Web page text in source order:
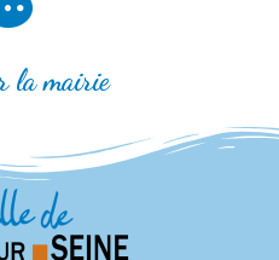
la mairie